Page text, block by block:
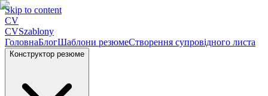
Skip to content
CV
CVSzablony
ГоловнаБлогШаблони резюмеСтворення супровідного листа
Конструктор резюме